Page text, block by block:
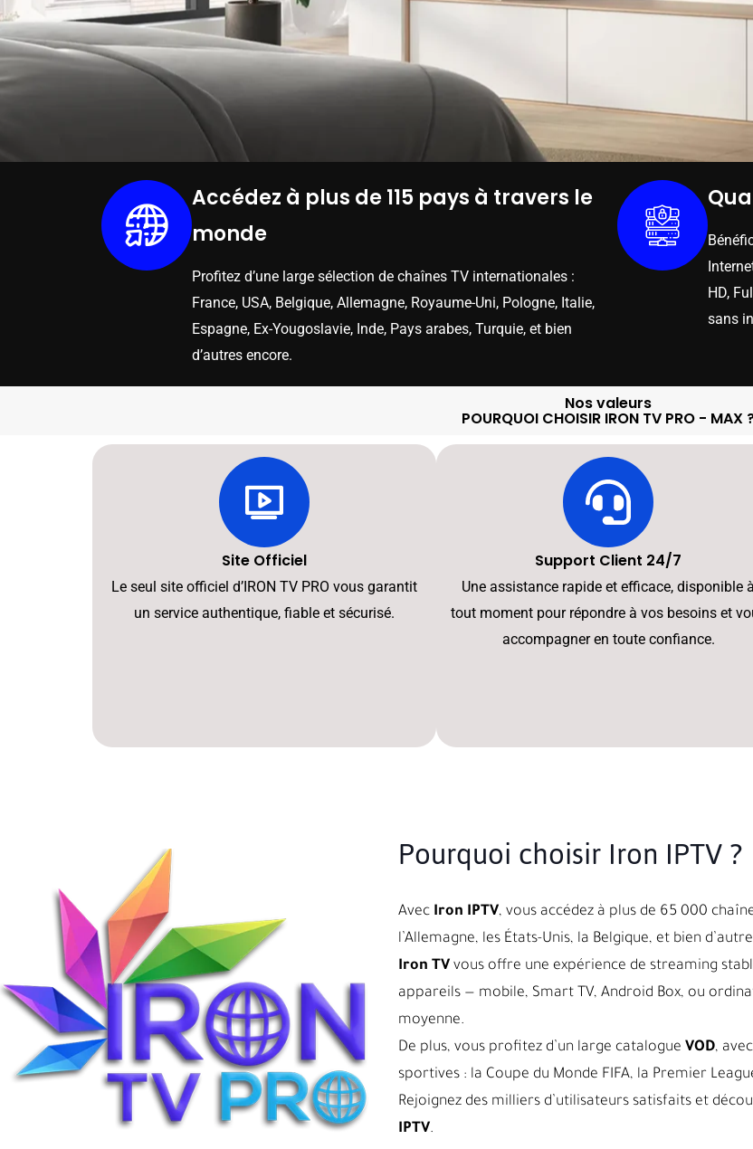
Accédez à plus de 115 pays à travers le
monde
Profitez d’une large sélection de chaînes TV internationales :
France, USA, Belgique, Allemagne, Royaume-Uni, Pologne, Italie,
Espagne, Ex-Yougoslavie, Inde, Pays arabes, Turquie, et bien
d’autres encore.
HD,
sans
Nos valeurs
POURQUOI CHOISIR IRON TV PRO - MAX
Site Officiel
Le seul site officiel d’IRON TV PRO vous garantit
un service authentique, fiable et sécurisé.
Support Client 24/7
Une assistance rapide et efficace, disponible à
tout moment pour répondre à vos besoins et
accompagner en toute confiance.
Pourquoi choisir Iron IPTV ?
Avec Iron IPTV, vous accédez à plus de 65 000
l’Allemagne, les États-Unis, la Belgique, et bien
Iron TVvous offre une expérience de streaming
appareils — mobile, Smart TV, Android Box, ou
moyenne.
De plus, vous profitez d’un large catalogue VOD,
sportives : la Coupe du Monde FIFA, la Premier
Rejoignez des milliers d’utilisateurs satisfaits et
IPTV.